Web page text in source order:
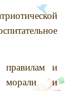
и
морали и